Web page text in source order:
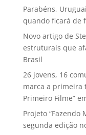
Parabéns,
quando ficará de
Novo artigo de
estruturais que
Brasil
26 jovens, 16
marca a primeira
Primeiro Filme”
Projeto “Fazendo
segunda edição